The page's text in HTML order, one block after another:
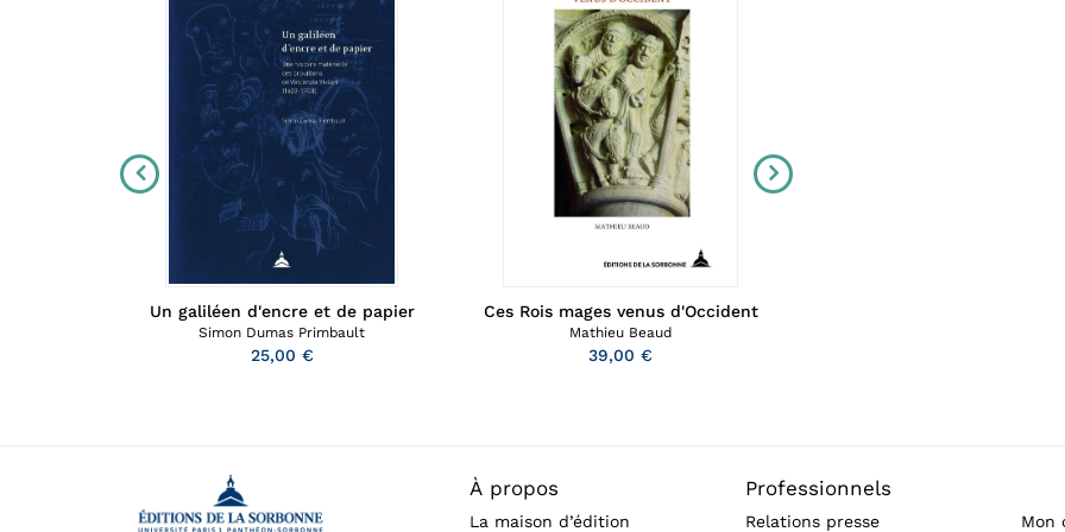
Un galiléen d'encre et de papier
Simon Dumas Primbault
25,00 €
Ces Rois mages venus d'Occident
Mathieu Beaud
39,00 €
À propos
La maison d’édition
Professionnels
Relations presse Mon